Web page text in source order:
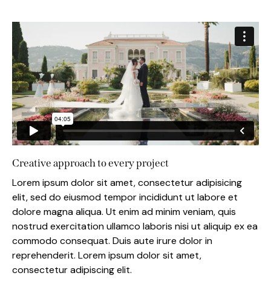
Creative approach to every project
Lorem ipsum dolor sit amet, consectetur adipisicing
elit, sed do eiusmod tempor incididunt ut labore et
dolore magna aliqua. Ut enim ad minim veniam, quis
nostrud exercitation ullamco laboris nisi ut aliquip ex ea
commodo consequat. Duis aute irure dolor in
reprehenderit. Lorem ipsum dolor sit amet,
consectetur adipiscing elit.